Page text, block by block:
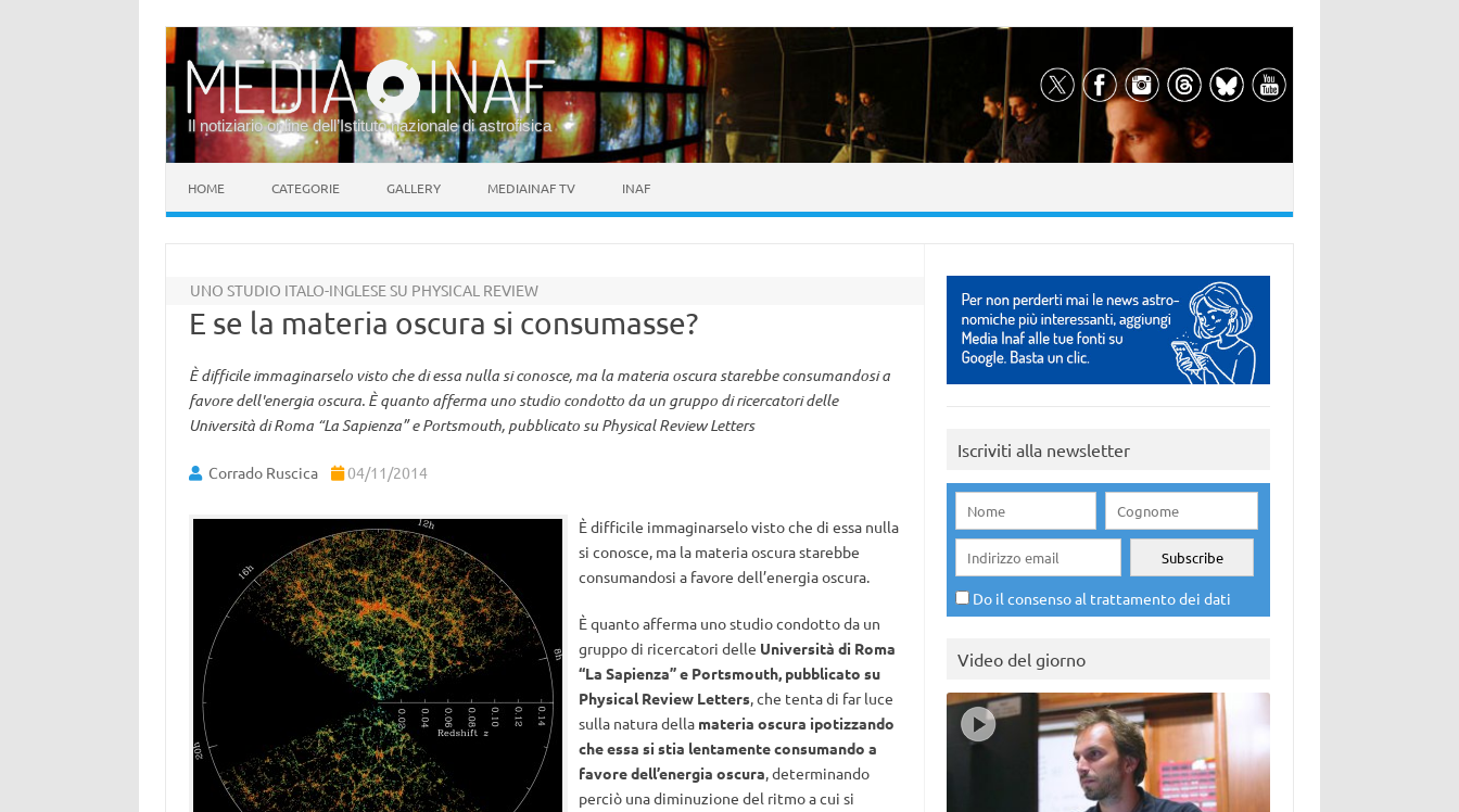
Il notiziario online dell’Istituto nazionale di astrofisica
HOME CATEGORIE GALLERY MEDIAINAF TV INAF
UNO STUDIO ITALO-INGLESE SU PHYSICAL REVIEW
E se la materia oscura si consumasse?
È difficile immaginarselo visto che di essa nulla si conosce, ma la materia oscura starebbe consumandosi a
favore dell'energia oscura. È quanto afferma uno studio condotto da un gruppo di ricercatori delle
Università di Roma “La Sapienza” e Portsmouth, pubblicato su Physical Review Letters
Corrado Ruscica 04/11/2014
È difficile immaginarselo visto che di essa nulla
si conosce, ma la materia oscura starebbe
consumandosi a favore dell’energia oscura.
È quanto afferma uno studio condotto da un
gruppo di ricercatori delle Università di Roma
“La Sapienza” e Portsmouth, pubblicato su
Physical Review Letters, che tenta di far luce
sulla natura della materia oscura ipotizzando
che essa si stia lentamente consumando a
favore dell’energia oscura, determinando
perciò una diminuzione del ritmo a cui si
Iscriviti alla newsletter
Do il consenso al trattamento dei dati
Video del giorno